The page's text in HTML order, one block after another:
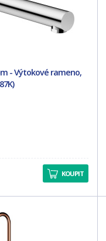
- Výtokové rameno,
KOUPIT